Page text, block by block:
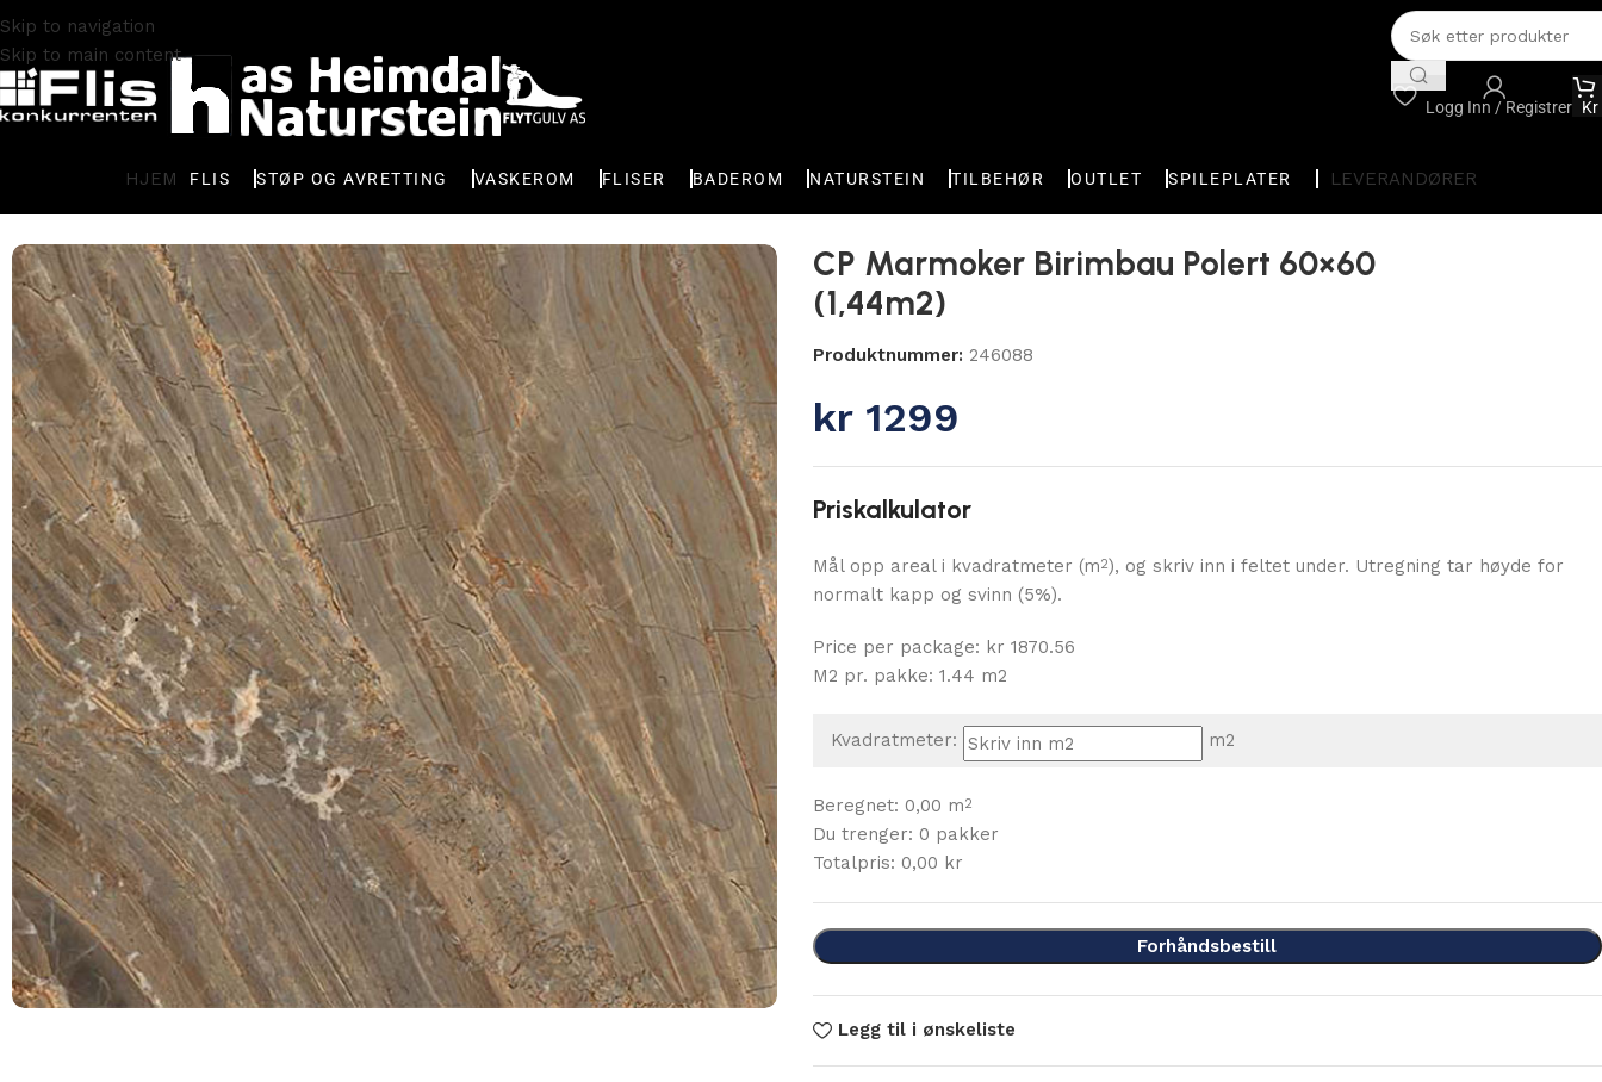
Skip to navigation
Skip to main content
Logg Inn / Registrer Kr
HJEM FLIS STØP OG AVRETTING VASKEROM FLISER BADEROM NATURSTEIN TILBEHØR OUTLET SPILEPLATER
LEVERANDØRER
CP Marmoker Birimbau Polert 60×60
(1,44m2)
Produktnummer: 246088
kr1299
Priskalkulator
Mål opp areal i kvadratmeter (m2), og skriv inn i feltet under. Utregning tar høyde for
normalt kapp og svinn (5%).
Price per package: kr 1870.56
M2 pr. pakke: 1.44 m2
Kvadratmeter: m2
Beregnet: 0,00 m2
Du trenger: 0 pakker
Totalpris: 0,00 kr
Forhåndsbestill
Legg til i ønskeliste